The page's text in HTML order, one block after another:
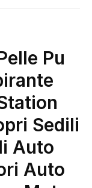
Pu
Sedili
Auto
Auto